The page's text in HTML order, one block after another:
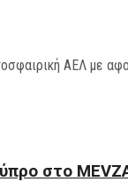
ΑΕΛ με
στο